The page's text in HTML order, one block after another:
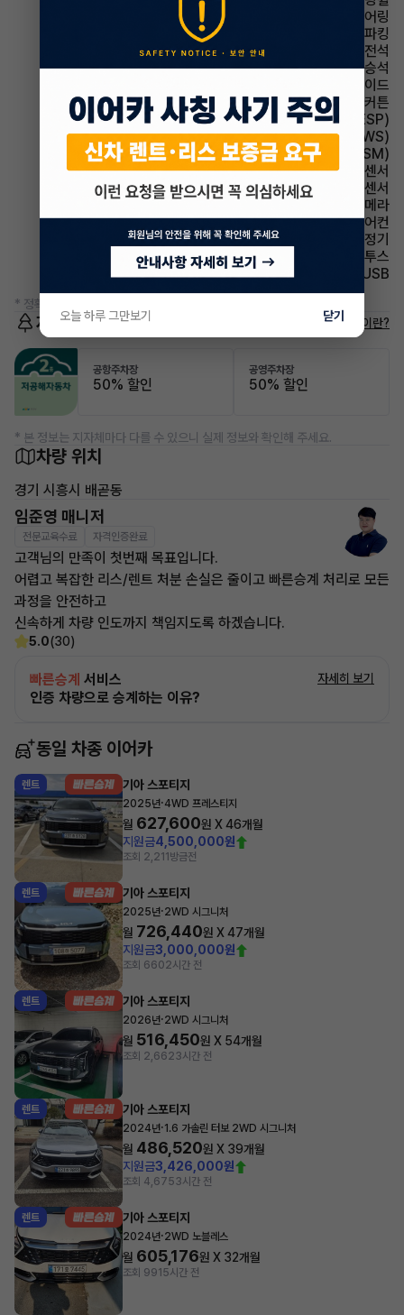
스티어링휠 텔레스코픽 스티어링
파킹 전자식 파킹
에어백 운전석
에어백 동승석
에어백 사이드
에어백 커튼
주행안전 차체자세제어장치(VDC,ESC,ESP)
주행안전 차선이탈경보(LDWS)
주행안전 샤시 통합 제어 시스템(VSM)
주차보조 전방감지센서
주차보조 후방감지센서
주차보조 후방카메라
에어컨 풀오토에어컨
에어컨 공기청정기
유무선단자 블루투스
유무선단자 USB
* 정확한 정보는 판매자와 반드시 확인하시기 바랍니다.
저공해차량 정보 저공해차량이란?
공항주차장
50% 할인
공영주차장
50% 할인
* 본 정보는 지자체마다 다를 수 있으니 실제 정보와 확인해 주세요.
차량 위치
경기 시흥시 배곧동
임준영 매니저
전문교육수료 자격인증완료
고객님의 만족이 첫번째 목표입니다.
어렵고 복잡한 리스/렌트 처분 손실은 줄이고 빠른승계 처리로 모든
과정을 안전하고
신속하게 차량 인도까지 책임지도록 하겠습니다.
5.0(30)
빠른승계 서비스
인증 차량으로 승계하는 이유?
자세히 보기
동일 차종 이어카
렌트 기아 스포티지
2025년·4WD 프레스티지
월 627,600원 X46개월
지원금4,500,000원
조회 2,211 방금전
렌트 기아 스포티지
2025년·2WD 시그니처
월 726,440원 X47개월
지원금3,000,000원
조회 6602시간 전
렌트 기아 스포티지
2026년·2WD 시그니처
월 516,450원 X 54개월
조회 2,6623시간 전
렌트 기아 스포티지
2024년·1.6 가솔린 터보 2WD 시그니처
월 486,520원 X 39개월
지원금3,426,000원
조회 4,6753시간 전
렌트 기아 스포티지
2024년·2WD 노블레스
월 605,176원 X 32개월
조회 991 5시간 전
오늘 하루 그만보기 닫기